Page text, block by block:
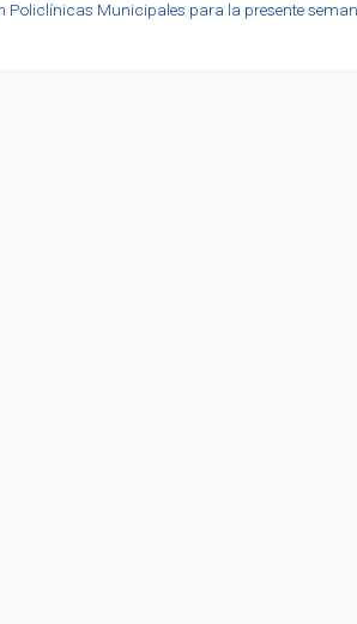
Policlínicas Municipales para la presente